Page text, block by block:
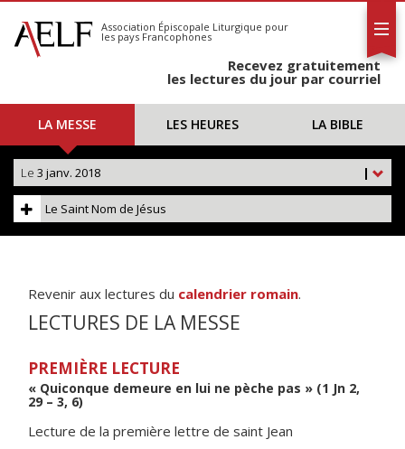
S'abonner
Calendrier
Association Épiscopale Liturgique pour
les pays Francophones
Recevez gratuitement
les lectures du jour par courriel
LA MESSE LES HEURES LA BIBLE
|
Le 3 janv. 2018
Le Saint Nom de Jésus
Revenir aux lectures du calendrier romain.
LECTURES DE LA MESSE
PREMIÈRE LECTURE
« Quiconque demeure en lui ne pèche pas » (1 Jn 2,
29 – 3, 6)
Lecture de la première lettre de saint Jean